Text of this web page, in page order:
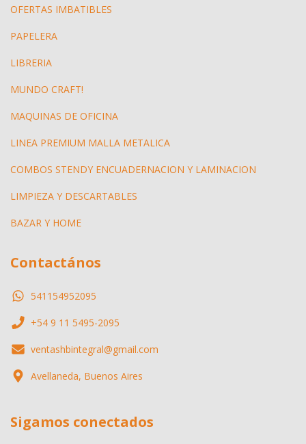
OFERTAS IMBATIBLES
PAPELERA
LIBRERIA
MUNDO CRAFT!
MAQUINAS DE OFICINA
LINEA PREMIUM MALLA METALICA
COMBOS STENDY ENCUADERNACION Y LAMINACION
LIMPIEZA Y DESCARTABLES
BAZAR Y HOME
Contactános
541154952095
+54 9 11 5495-2095
ventashbintegral@gmail.com
Avellaneda, Buenos Aires
Sigamos conectados